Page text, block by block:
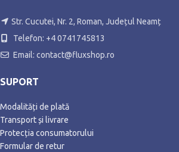
Str. Cucutei, Nr. 2, Roman, Județul Neamț
Telefon: +4 0741745813
Email: contact@fluxshop.ro
SUPORT
Modalități de plată
Transport și livrare
Protecția consumatorului
Formular de retur